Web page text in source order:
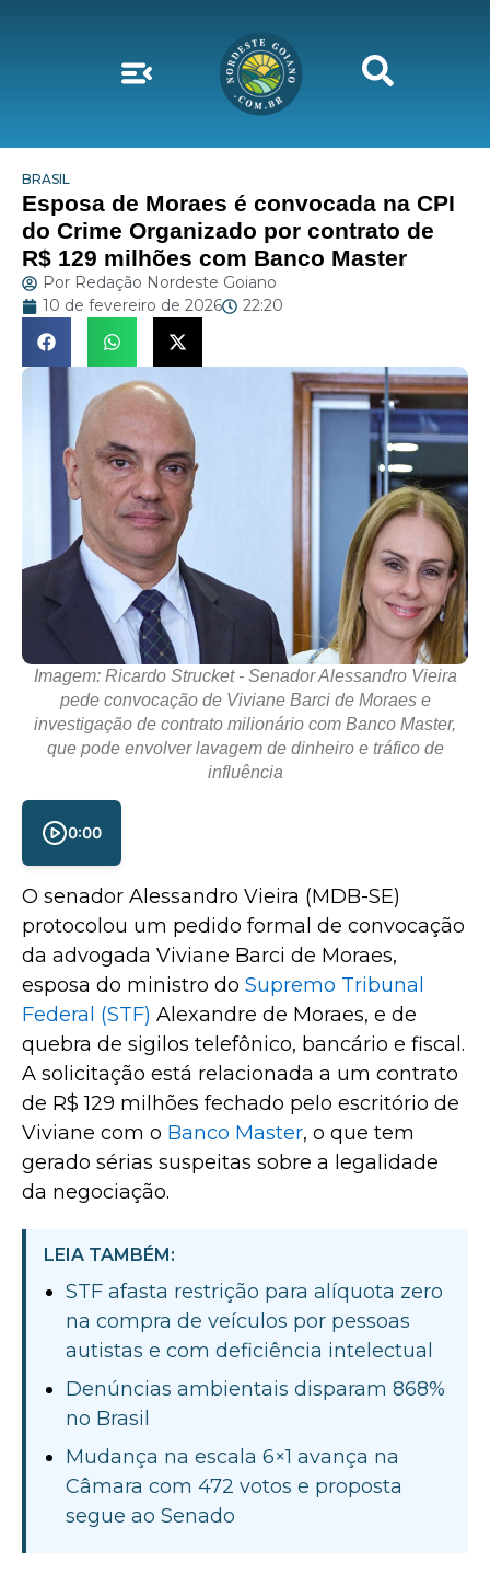
BRASIL
Esposa de Moraes é convocada na CPI
do Crime Organizado por contrato de
R$ 129 milhões com Banco Master
Por Redação Nordeste Goiano
10 de fevereiro de 2026
22:20
Imagem: Ricardo Strucket - Senador Alessandro Vieira
pede convocação de Viviane Barci de Moraes e
investigação de contrato milionário com Banco Master,
que pode envolver lavagem de dinheiro e tráfico de
influência
0:00
O senador Alessandro Vieira (MDB-SE)
protocolou um pedido formal de convocação
da advogada Viviane Barci de Moraes,
esposa do ministro do Supremo Tribunal
Federal (STF) Alexandre de Moraes, e de
quebra de sigilos telefônico, bancário e fiscal.
A solicitação está relacionada a um contrato
de R$ 129 milhões fechado pelo escritório de
Viviane com o Banco Master, o que tem
gerado sérias suspeitas sobre a legalidade
da negociação.
LEIA TAMBÉM:
STF afasta restrição para alíquota zero
na compra de veículos por pessoas
autistas e com deficiência intelectual
Denúncias ambientais disparam 868%
no Brasil
Mudança na escala 6×1 avança na
Câmara com 472 votos e proposta
segue ao Senado